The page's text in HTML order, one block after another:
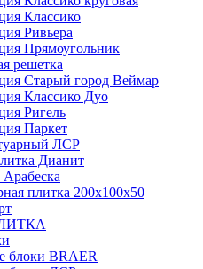
Классико
Ривьера
Прямоугольник
решетка
Старый город Веймар
Классико Дуо
Ригель
Паркет
ЛСР
Дианит
плитка 200х100х50
блоки BRAER